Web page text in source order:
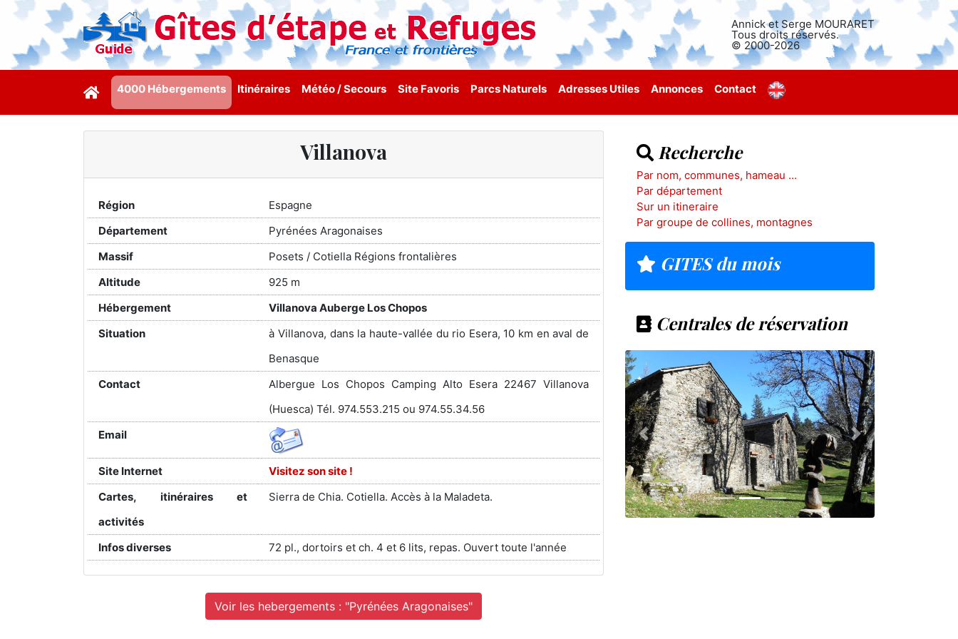
Annick et Serge MOURARET
Tous droits réservés.
© 2000-2026
4000 Hébergements Itinéraires Météo / Secours Site Favoris Parcs Naturels Adresses Utiles Annonces Contact
Villanova
Région
Espagne
Département
Pyrénées Aragonaises
Massif
Posets / Cotiella Régions frontalières
Altitude
925 m
Hébergement
Villanova Auberge Los Chopos
Situation
à Villanova, dans la haute-vallée du rio Esera, 10 km en aval de
Benasque
Contact
Albergue Los Chopos Camping Alto Esera 22467 Villanova
(Huesca) Tél. 974.553.215 ou 974.55.34.56
Email
Site Internet
Visitez son site !
Cartes, itinéraires et
activités
Sierra de Chia. Cotiella. Accès à la Maladeta.
Infos diverses 72 pl., dortoirs et ch. 4 et 6 lits, repas. Ouvert toute l'année
Voir les hebergements : "Pyrénées Aragonaises"
Recherche
Par nom, communes, hameau ...
Par département
Sur un itineraire
Par groupe de collines, montagnes
GITES du mois
Centrales de réservation